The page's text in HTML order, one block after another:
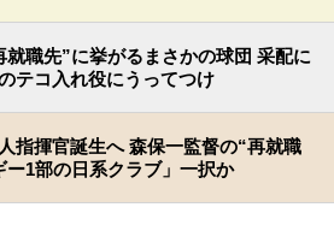
就職先”に挙がるまさかの球団 采配に
テコ入れ役にうってつけ
指揮官誕生へ 森保一監督の“再就職
ー1部の日系クラブ」一択か